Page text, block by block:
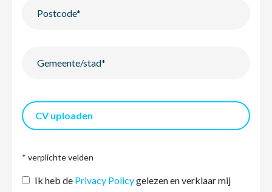
CV uploaden
* verplichte velden
Ik heb de Privacy Policygelezen en verklaar mij